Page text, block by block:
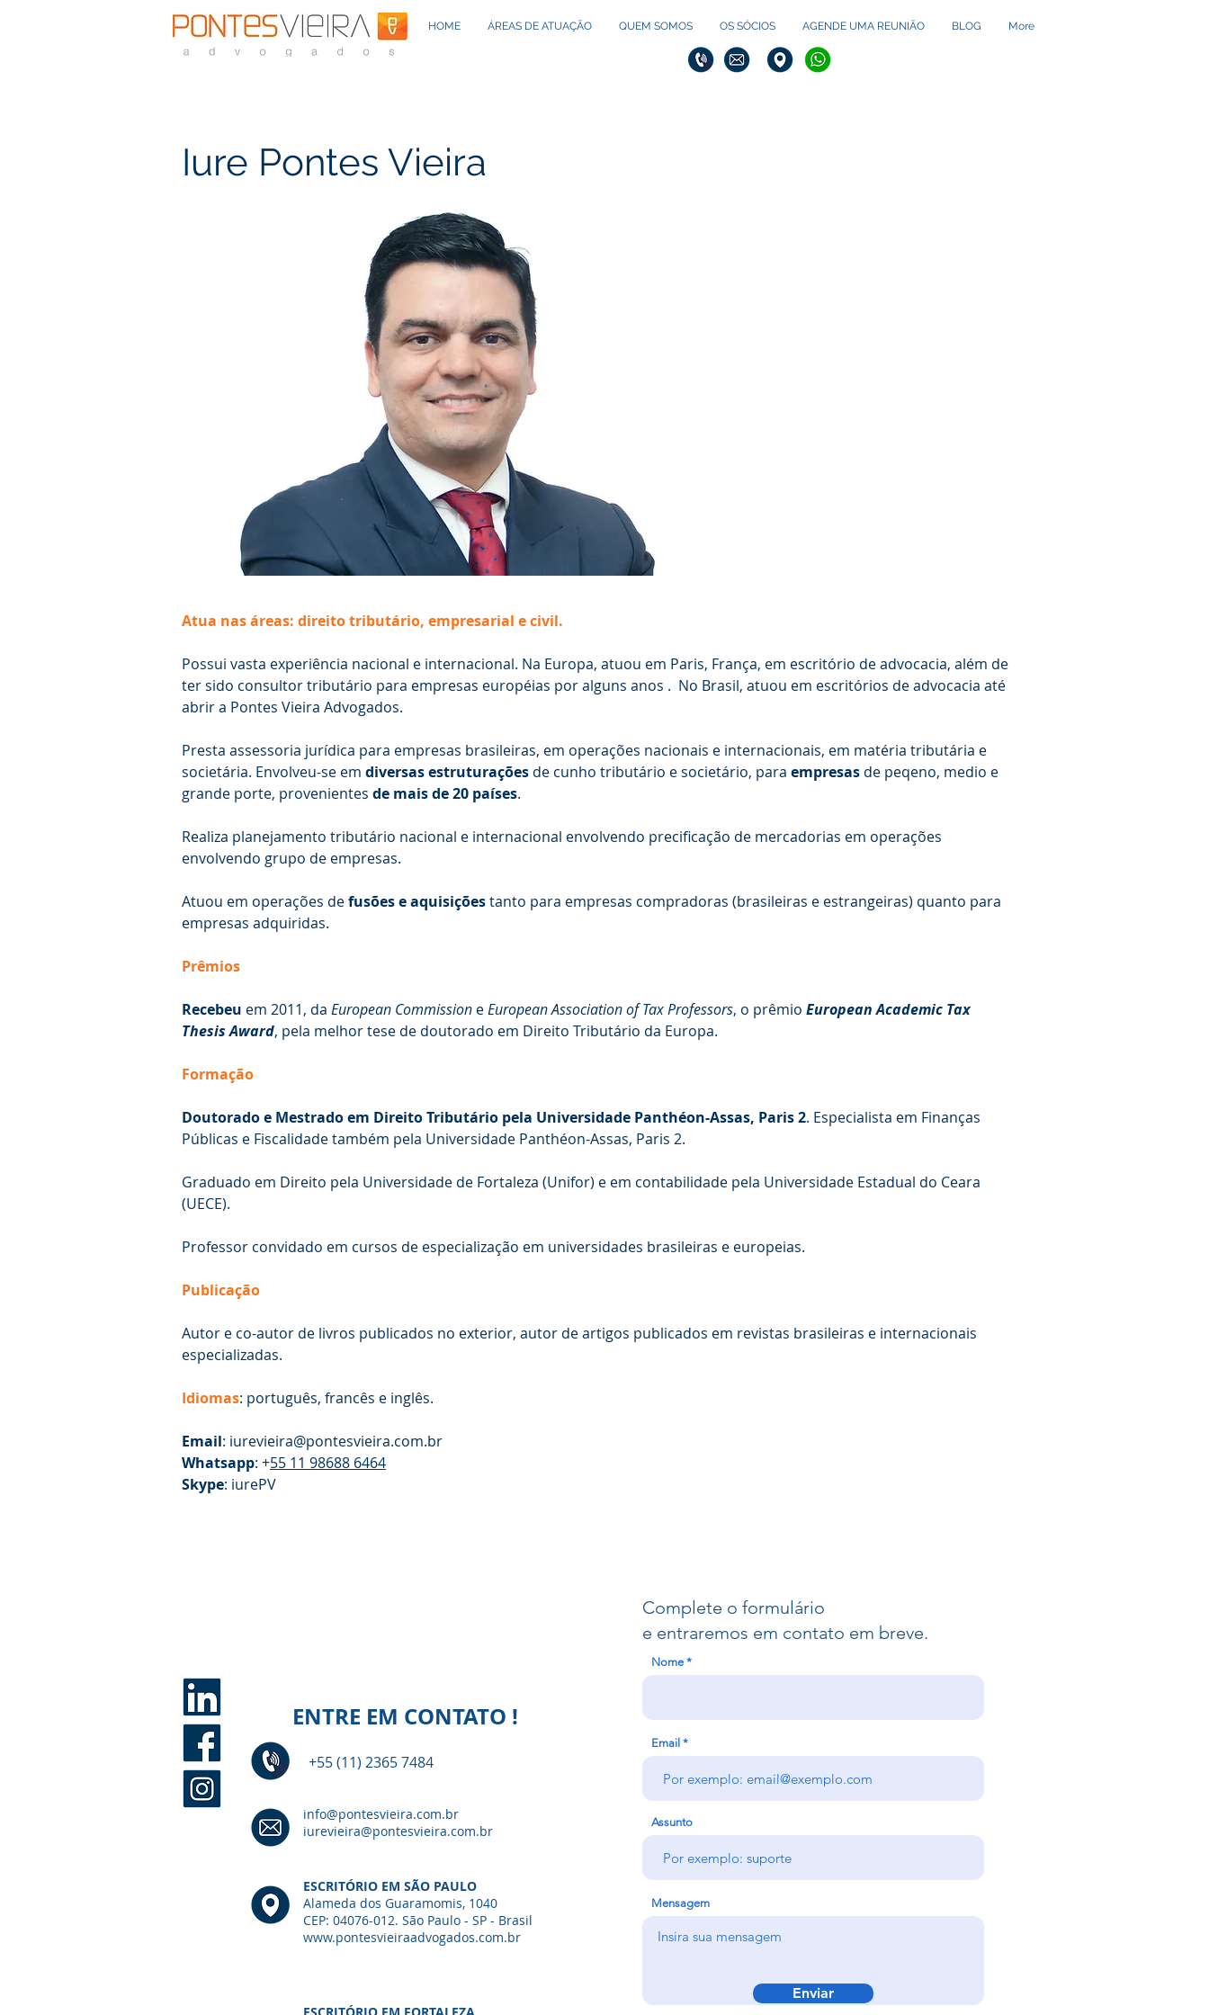
HOME ÁREAS DE ATUAÇÃO QUEM SOMOS OS SÓCIOS AGENDE UMA REUNIÃO BLOG More
Iure Pontes Vieira
Atua nas áreas: direito tributário, empresarial e civil.
Possui vasta experiência nacional e internacional. Na Europa, atuou em Paris, França, em escritório de advocacia, além de
ter sido consultor tributário para empresas européias por alguns anos . No Brasil, atuou em escritórios de advocacia até
abrir a Pontes Vieira Advogados.
Presta assessoria jurídica para empresas brasileiras, em operações nacionais e internacionais, em matéria tributária e
societária. Envolveu-se em diversas estruturações de cunho tributário e societário, para empresas de peqeno, medio e
grande porte, provenientes de mais de 20 países.
Realiza planejamento tributário nacional e internacional envolvendo precificação de mercadorias em operações
envolvendo grupo de empresas.
Atuou em operações defusões e aquisiçõestanto para empresas compradoras (brasileiras e estrangeiras) quanto para
empresas adquiridas.
Prêmios
Recebeu em 2011, da European Commission eEuropean Association of Tax Professors, o prêmio European Academic Tax
Thesis Award, pela melhor tese de doutorado em Direito Tributário da Europa.
Formação
Doutorado e Mestrado em Direito Tributário pela Universidade Panthéon-Assas, Paris 2. Especialista em Finanças
Públicas e Fiscalidade também pela Universidade Panthéon-Assas, Paris 2.
Graduado em Direito pela Universidade de Fortaleza (Unifor) e em contabilidade pela Universidade Estadual do Ceara
(UECE).
Professor convidado em cursos de especialização em universidades brasileiras e europeias.
Publicação
Autor e co-autor de livros publicados no exterior, autor de artigos publicados em revistas brasileiras e internacionais
especializadas.
Idiomas: português, francês e inglês.
Email: iurevieira@pontesvieira.com.br
Whatsapp: +55 11 98688 6464
Skype: iurePV
ENTRE EM CONTATO !
+55 (11) 2365 7484
info@pontesvieira.com.br
iurevieira@pontesvieira.com.br
ESCRITÓRIO EM SÃO PAULO
Alameda dos Guaramomis, 1040
CEP: 04076-012. São Paulo - SP - Brasil
www.pontesvieiraadvogados.com.br
Complete o formulário
e entraremos em contato em breve.
Nome
Email
Assunto
Mensagem
Enviar